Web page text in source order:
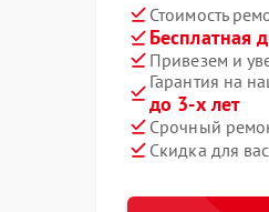
Стоимость
Бесплатная
Привезем и
Гарантия на
до 3-х лет
Срочный
Скидка для